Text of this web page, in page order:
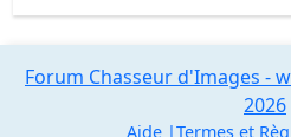
Forum Chasseur d'Images -
2026
Aide Termes et